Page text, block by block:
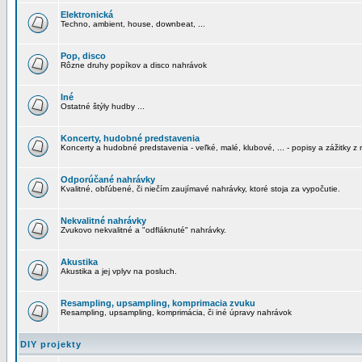
Elektronická
Techno, ambient, house, downbeat, ...
Pop, disco
Rôzne druhy popíkov a disco nahrávok
Iné
Ostatné štýly hudby ...
Koncerty, hudobné predstavenia
Koncerty a hudobné predstavenia - veľké, malé, klubové, ... - popisy a zážitky z
Odporúčané nahrávky
Kvalitné, obľúbené, či niečím zaujímavé nahrávky, ktoré stoja za vypočutie.
Nekvalitné nahrávky
Zvukovo nekvalitné a "odfláknuté" nahrávky.
Akustika
Akustika a jej vplyv na posluch.
Resampling, upsampling, komprimacia zvuku
Resampling, upsampling, komprimácia, či iné úpravy nahrávok
DIY projekty